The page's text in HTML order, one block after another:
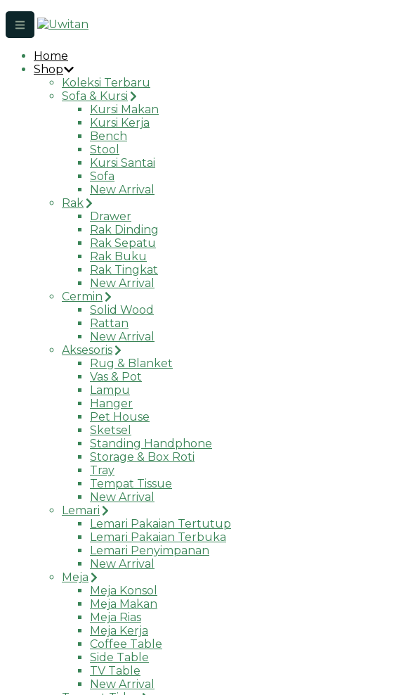
Home
Shop
Koleksi Terbaru
Sofa & Kursi
Kursi Makan
Kursi Kerja
Bench
Stool
Kursi Santai
Sofa
New Arrival
Rak
Drawer
Rak Dinding
Rak Sepatu
Rak Buku
Rak Tingkat
New Arrival
Cermin
Solid Wood
Rattan
New Arrival
Aksesoris
Rug & Blanket
Vas & Pot
Lampu
Hanger
Pet House
Sketsel
Standing Handphone
Storage & Box Roti
Tray
Tempat Tissue
New Arrival
Lemari
Lemari Pakaian Tertutup
Lemari Pakaian Terbuka
Lemari Penyimpanan
New Arrival
Meja
Meja Konsol
Meja Makan
Meja Rias
Meja Kerja
Coffee Table
Side Table
TV Table
New Arrival